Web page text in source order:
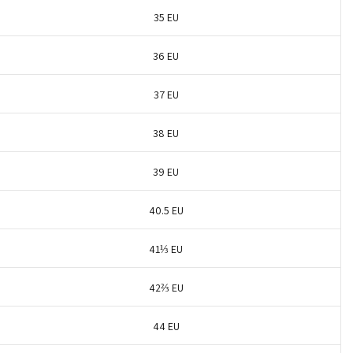
35 EU
36 EU
37 EU
38 EU
39 EU
40.5 EU
41⅓ EU
42⅔ EU
44 EU